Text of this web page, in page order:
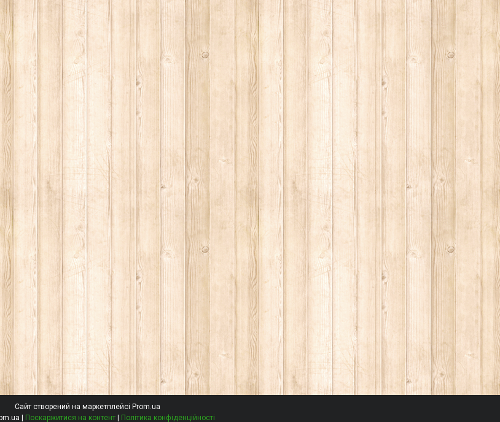
Сайт створений на маркетплейсі Prom.ua
Gorodnuk.com.ua | Поскаржитися на контент | Політика конфіденційності